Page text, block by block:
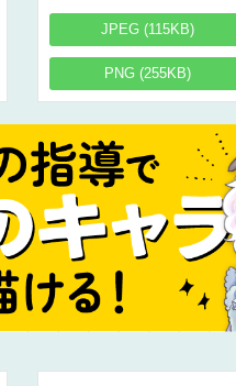
JPEG (115KB)
PNG (255KB)